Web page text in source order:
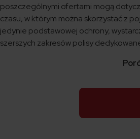
poszczególnymi ofertami mogą
czasu, w którym można skorzystać z
jedynie podstawowej ochrony,
szerszych zakresów polisy